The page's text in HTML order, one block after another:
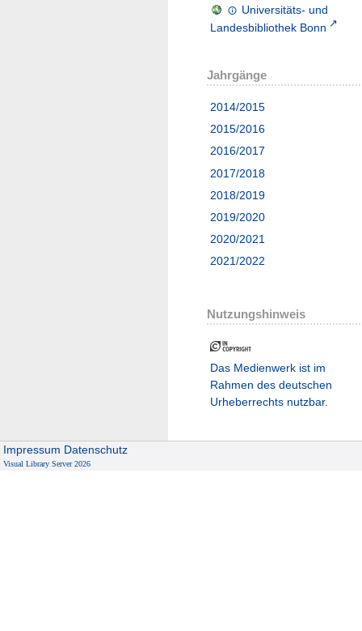
Universitäts- und
Landesbibliothek Bonn
Jahrgänge
2014/2015
2015/2016
2016/2017
2017/2018
2018/2019
2019/2020
2020/2021
2021/2022
Nutzungshinweis
Das Medienwerk ist im
Rahmen des deutschen
Urheberrechts nutzbar.
Impressum Datenschutz
Visual Library Server 2026